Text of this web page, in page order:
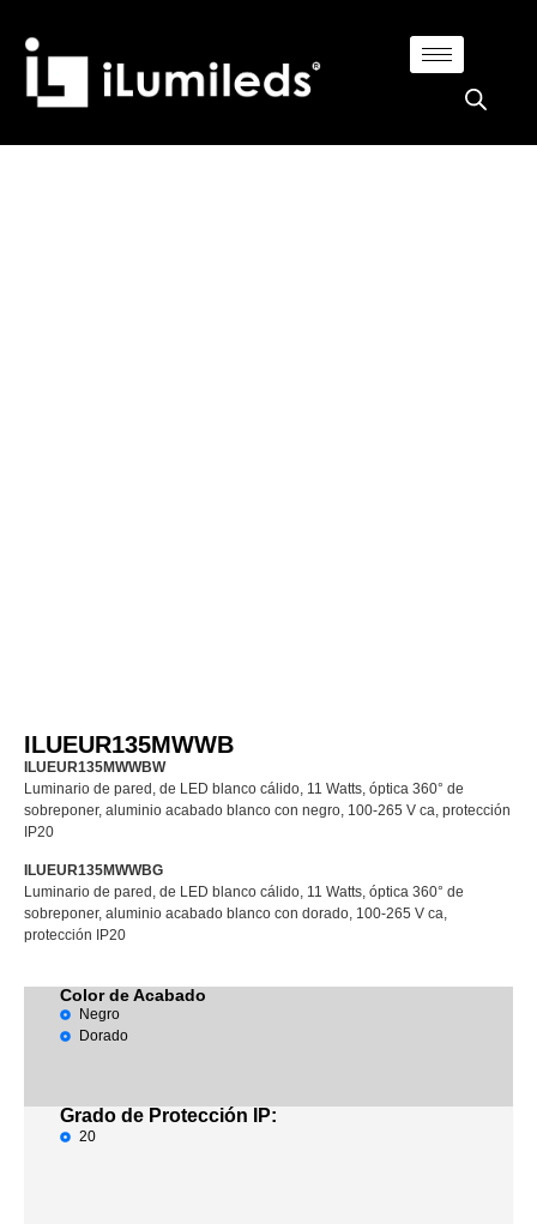
ILUEUR135MWWB
ILUEUR135MWWBW
Luminario de pared, de LED blanco cálido, 11 Watts, óptica 360° de
sobreponer, aluminio acabado blanco con negro, 100-265 V ca, protección
IP20
ILUEUR135MWWBG
Luminario de pared, de LED blanco cálido, 11 Watts, óptica 360° de
sobreponer, aluminio acabado blanco con dorado, 100-265 V ca,
protección IP20
Color de Acabado
Negro
Dorado
Grado de Protección IP:
20